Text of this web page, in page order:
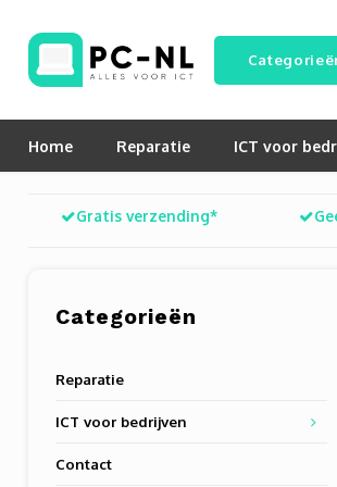
Home Reparatie ICT voor
Gratis verzending*
Categorieën
Reparatie
ICT voor bedrijven
Contact